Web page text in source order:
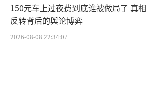
150元车上过夜费到底谁被做局了 真相
反转背后的舆论博弈
2026-08-08 22:34:07